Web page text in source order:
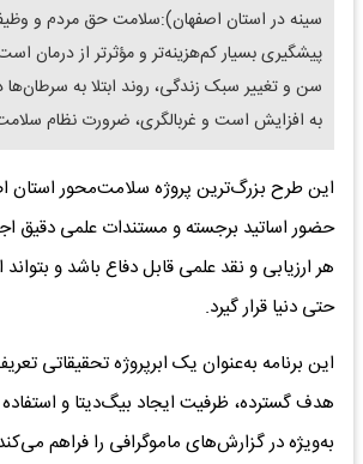
سینه در استان اصفهان):سلامت حق مردم و
پیشگیری بسیار کم‌هزینه‌تر و مؤثرتر از درمان
سن و تغییر سبک زندگی، روند ابتلا به
به افزایش است و غربالگری، ضرورت نظام
این طرح بزرگ‌ترین پروژه سلامت‌محور استان
حضور اساتید برجسته و مستندات علمی دقیق
هر ارزیابی و نقد علمی قابل دفاع باشد و
حتی دنیا قرار گیرد.
این برنامه به‌عنوان یک ابرپروژه تحقیقاتی
هدف گسترده، ظرفیت ایجاد بیگ‌دیتا و
به‌ویژه در گزارش‌های ماموگرافی را فراهم